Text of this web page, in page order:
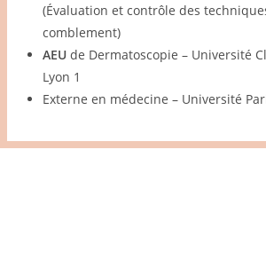
(Évaluation et contrôle des
comblement)
AEU de Dermatoscopie – Université
Lyon 1
Externe en médecine – Université